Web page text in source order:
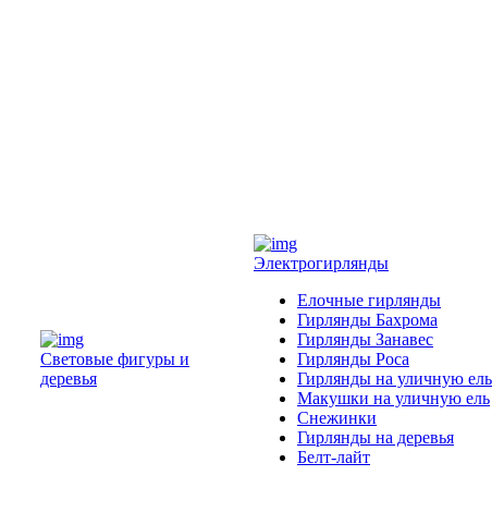
Световые фигуры и
деревья
Электрогирлянды
Елочные гирлянды
Гирлянды Бахрома
Гирлянды Занавес
Гирлянды Роса
Гирлянды на уличную ель
Макушки на уличную ель
Снежинки
Гирлянды на деревья
Белт-лайт